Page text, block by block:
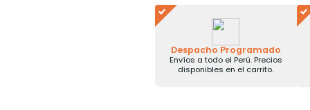
Despacho Programado
Envíos a todo el Perú. Precios
disponibles en el carrito.